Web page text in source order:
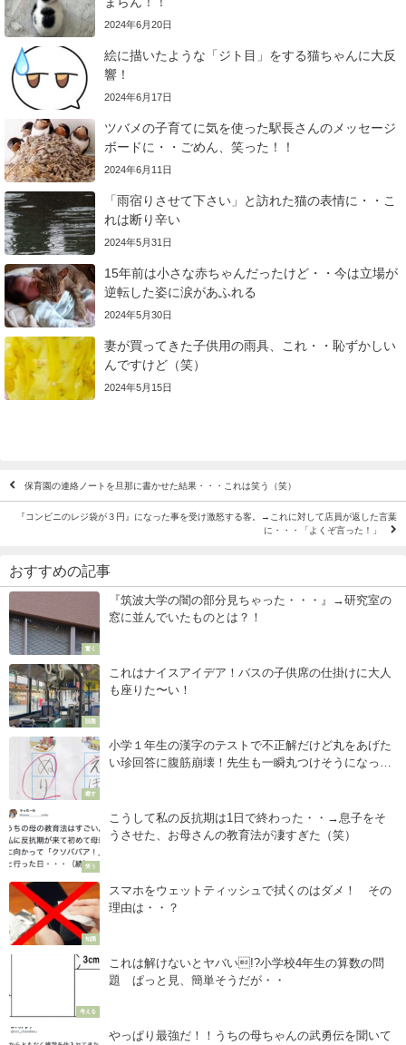
2024年6月20日
絵に描いたような「ジト目」をする猫ちゃんに大反
響！
2024年6月17日
ツバメの子育てに気を使った駅長さんのメッセージ
ボードに・・ごめん、笑った！！
2024年6月11日
「雨宿りさせて下さい」と訪れた猫の表情に・・こ
れは断り辛い
2024年5月31日
15年前は小さな赤ちゃんだったけど・・今は立場が
逆転した姿に涙があふれる
2024年5月30日
妻が買ってきた子供用の雨具、これ・・恥ずかしい
んですけど（笑）
2024年5月15日
保育園の連絡ノートを旦那に書かせた結果・・・これは笑う（笑）
『コンビニのレジ袋が３円』になった事を受け激怒する客。→これに対して店員が返した言葉
に・・・「よくぞ言った！」
おすすめの記事
驚く
『筑波大学の闇の部分見ちゃった・・・』→研究室の
窓に並んでいたものとは？！
話題
これはナイスアイデア！バスの子供席の仕掛けに大人
も座りた〜い！
癒す
小学１年生の漢字のテストで不正解だけど丸をあげた
い珍回答に腹筋崩壊！先生も一瞬丸つけそうになって
笑う
こうして私の反抗期は1日で終わった・・→息子をそ
うさせた、お母さんの教育法が凄すぎた（笑）
知識
スマホをウェットティッシュで拭くのはダメ！ その
理由は・・？
考える
これは解けないとヤバい!?小学校4年生の算数の問
題 ぱっと見、簡単そうだが・・
やっぱり最強だ！！うちの母ちゃんの武勇伝を聞いて